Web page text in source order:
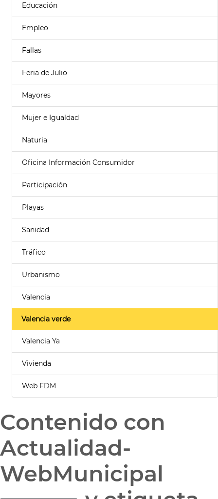
Educación
Empleo
Fallas
Feria de Julio
Mayores
Mujer e Igualdad
Naturia
Oficina Información Consumidor
Participación
Playas
Sanidad
Tráfico
Urbanismo
Valencia
Valencia verde
Valencia Ya
Vivienda
Web FDM
Contenido con
Actualidad-
WebMunicipal